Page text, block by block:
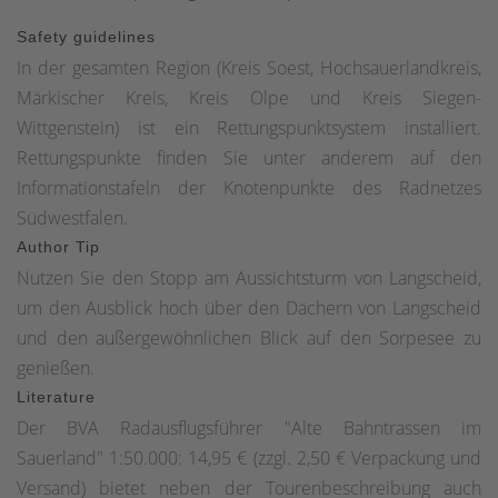
am Sportplatz vorbei, bis diese in die Landstraße L544
übergeht. Nach der zweiten Kurve erreichen Sie links
einen Schotterweg, der Sie am Barockschloss Melschede
vorbeiführt. Diesem Schotterweg folgen Sie weiter, bis Sie
zur „Melscheder Mühle“ kommen.Hier führt die Route
nach rechts und dann direkt wieder links auf die
asphaltierte Straße nach Mellen. Nach ca. 600 m biegen
Sie rechts über einen Schotterweg in den Wald hinein. Der
Weg führt Sie zum Wasserschloss Wocklum mit seiner
Reitanlage, wo jedes Jahr das Internationale Reitturnier
„Balve Optimum“ stattfindet. Sie überqueren jetzt die
Reitanlage und fahren am Schloss vorbei Richtung Balve-
Luisenhütte. Direkt vor der Brücke und der Wocklumer
Mühle biegen Sie links ab zur Luisenhütte. Dies ist die
älteste bekannte Hochofenanlage Deutschlands und
beherbergt ein Museum und eine Einkehrmöglichkeit.
Safety guidelines
In der gesamten Region (Kreis Soest, Hochsauerlandkreis,
Märkischer Kreis, Kreis Olpe und Kreis Siegen-
Wittgenstein) ist ein Rettungspunktsystem installiert.
Rettungspunkte finden Sie unter anderem auf den
Informationstafeln der Knotenpunkte des Radnetzes
Südwestfalen.
Author Tip
Nutzen Sie den Stopp am Aussichtsturm von Langscheid,
um den Ausblick hoch über den Dächern von Langscheid
und den außergewöhnlichen Blick auf den Sorpesee zu
genießen.
Literature
Der BVA Radausflugsführer "Alte Bahntrassen im
Sauerland" 1:50.000: 14,95 € (zzgl. 2,50 € Verpackung und
Versand) bietet neben der Tourenbeschreibung auch